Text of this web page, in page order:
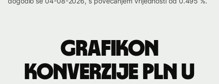
Grafikon
konverzije PLN u